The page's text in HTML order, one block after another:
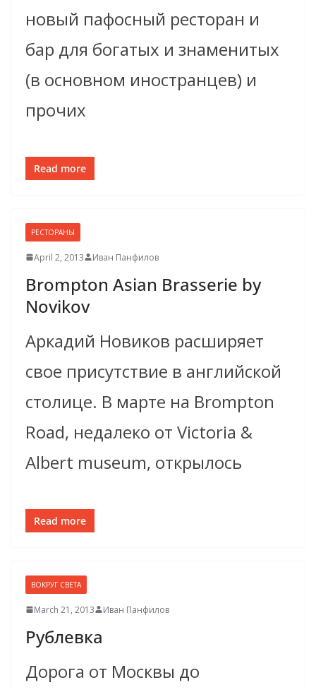
новый пафосный ресторан и
бар для богатых и знаменитых
(в основном иностранцев) и
прочих
Read more
РЕСТОРАНЫ
April 2, 2013 Иван Панфилов
Brompton Asian Brasserie by
Novikov
Аркадий Новиков расширяет
свое присутствие в английской
столице. В марте на Brompton
Road, недалеко от Victoria &
Albert museum, открылось
Read more
ВОКРУГ СВЕТА
March 21, 2013 Иван Панфилов
Рублевка
Дорога от Москвы до